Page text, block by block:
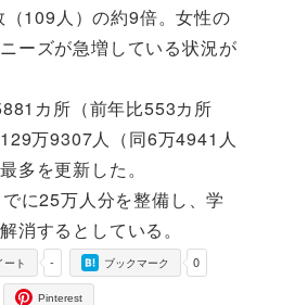
109人）の約9倍。女性の
ーズが急増している状況が
カ所（前年比553カ所
万9307人（同6万4941人
多を更新した。
に25万人分を整備し、学
消するとしている。
-
ート 0
ブックマーク
Pinterest